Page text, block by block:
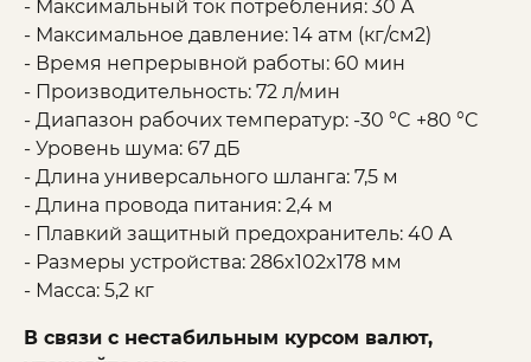
- Максимальный ток потребления: 30 A
- Максимальное давление: 14 атм (кг/см2)
- Время непрерывной работы: 60 мин
- Производительность: 72 л/мин
- Диапазон рабочих температур: -30 °C +80 °C
- Уровень шума: 67 дБ
- Длина универсального шланга: 7,5 м
- Длина провода питания: 2,4 м
- Плавкий защитный предохранитель: 40 A
- Размеры устройства: 286x102x178 мм
- Масса: 5,2 кг
В связи с нестабильным курсом валют,